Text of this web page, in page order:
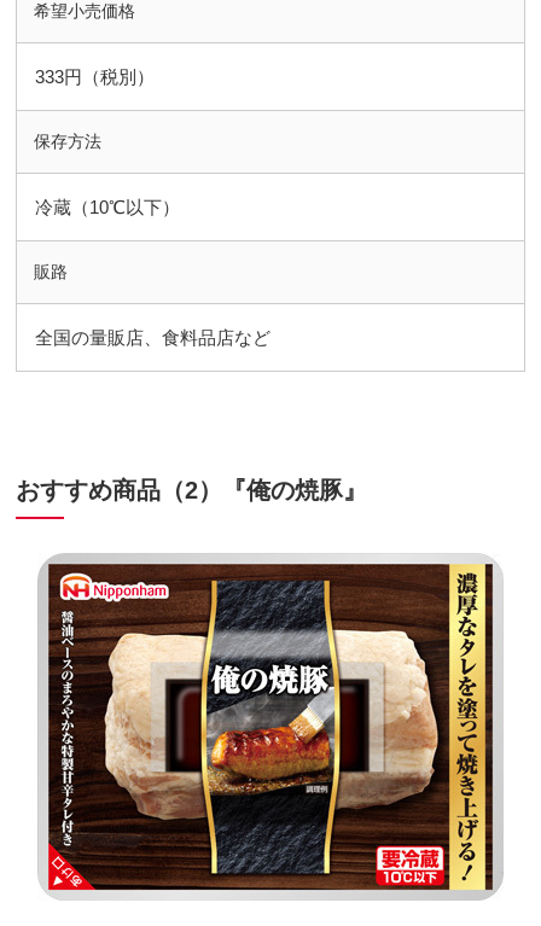
希望小売価格
333円（税別）
保存方法
冷蔵（10℃以下）
販路
全国の量販店、食料品店など
おすすめ商品（2）『俺の焼豚』